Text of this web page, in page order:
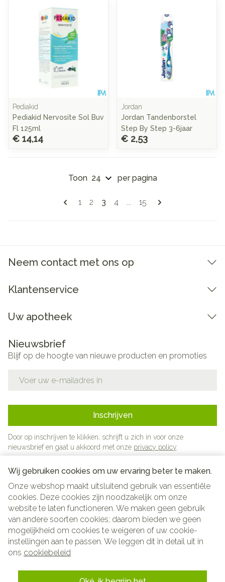
Wij gebruiken cookies om uw ervaring beter te maken.
Onze webshop maakt uitsluitend gebruik van essentiële
cookies. Deze cookies zijn noodzakelijk om onze
website te laten functioneren. We maken geen gebruik
van andere soorten cookies; daarom bieden we geen
mogelijkheid om cookies te weigeren of uw cookie-
instellingen aan te passen. We leggen dit in detail uit in
ons cookiebeleid
Pediakid
Pediakid Nervosite Sol Buv
Fl 125ml
€ 14,14
Jordan
Jordan Tandenborstel
Step By Step 3-6jaar
€ 2,53
Pagina's
Pagina
1 Pagina
2 U lees momenteel pagina
3 Pagina
4 ... Pagina
15
Toon per pagina
Neem contact met ons op
Klantenservice
Uw apotheek
Nieuwsbrief
Blijf op de hoogte van nieuwe producten en promoties
Inschrijven
Door op inschrijven te klikken, schrijft u zich in voor onze
nieuwsbrief en gaat u akkoord met onze privacy policy
Juridische links